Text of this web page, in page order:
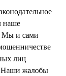
наше
Мы и сами
лиц
Наши жалобы